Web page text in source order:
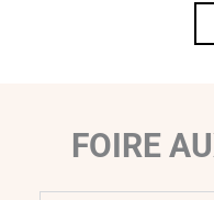
FOIRE